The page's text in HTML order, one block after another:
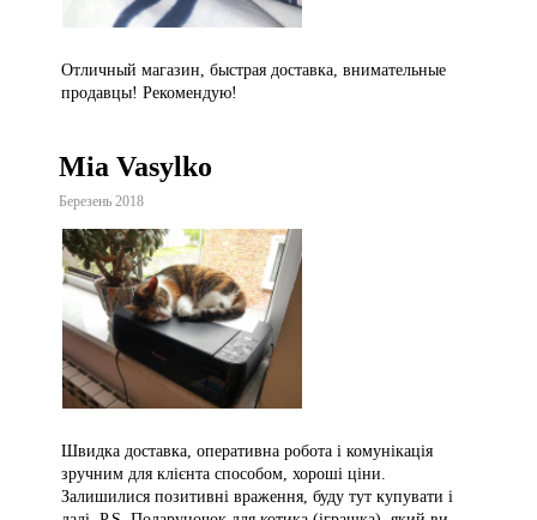
Отличный магазин, быстрая доставка, внимательные
продавцы! Рекомендую!
Mia Vasylko
Березень 2018
Швидка доставка, оперативна робота і комунікація
зручним для клієнта способом, хороші ціни.
Залишилися позитивні враження, буду тут купувати і